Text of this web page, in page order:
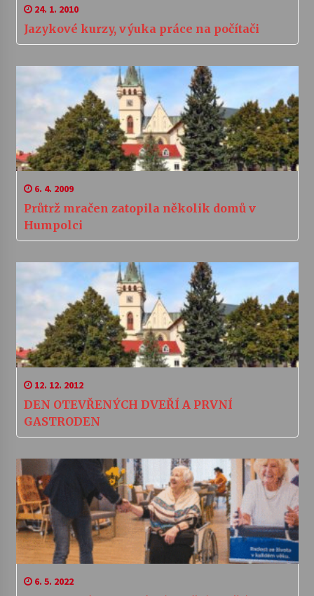
24. 1. 2010
Jazykové kurzy, výuka práce na počítači
6. 4. 2009
Průtrž mračen zatopila několik domů v
Humpolci
12. 12. 2012
DEN OTEVŘENÝCH DVEŘÍ A PRVNÍ
GASTRODEN
6. 5. 2022